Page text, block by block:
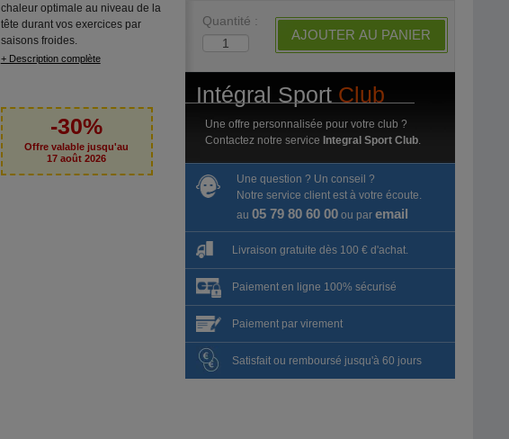
chaleur optimale au niveau de la
tête durant vos exercices par
saisons froides.
+ Description complète
-30%
Offre valable jusqu'au
17 août 2026
Quantité :
AJOUTER AU PANIER
Intégral Sport Club
Une offre personnalisée pour votre club ?
Contactez notre service Integral Sport Club.
Une question ? Un conseil ?
Notre service client est à votre écoute.
au 05 79 80 60 00ou par email
Livraison gratuite dès 100 € d'achat.
Paiement en ligne 100% sécurisé
Paiement par virement
Satisfait ou remboursé jusqu'à 60 jours